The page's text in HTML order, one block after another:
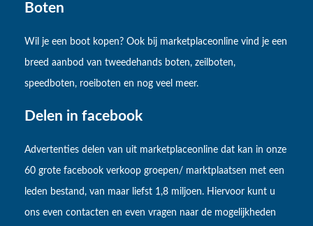
Boten
Wil je een boot kopen? Ook bij marketplaceonline vind je een
breed aanbod van tweedehands boten, zeilboten,
speedboten, roeiboten en nog veel meer.
Delen in facebook
Advertenties delen van uit marketplaceonline dat kan in onze
60 grote facebook verkoop groepen/ marktplaatsen met een
leden bestand, van maar liefst 1,8 miljoen. Hiervoor kunt u
ons even contacten en even vragen naar de mogelijkheden